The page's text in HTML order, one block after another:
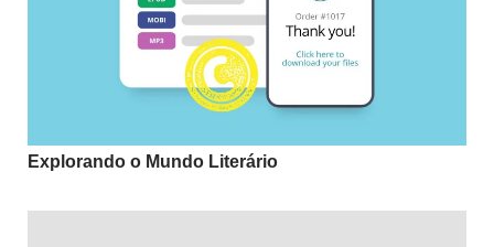
Explorando o Mundo Literário